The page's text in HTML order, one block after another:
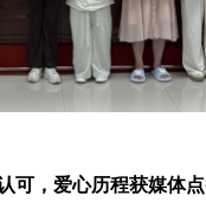
可，爱心历程获媒体